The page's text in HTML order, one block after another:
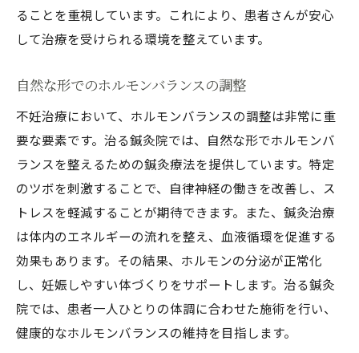
ることを重視しています。これにより、患者さんが安心
して治療を受けられる環境を整えています。
自然な形でのホルモンバランスの調整
不妊治療において、ホルモンバランスの調整は非常に重
要な要素です。治る鍼灸院では、自然な形でホルモンバ
ランスを整えるための鍼灸療法を提供しています。特定
のツボを刺激することで、自律神経の働きを改善し、ス
トレスを軽減することが期待できます。また、鍼灸治療
は体内のエネルギーの流れを整え、血液循環を促進する
効果もあります。その結果、ホルモンの分泌が正常化
し、妊娠しやすい体づくりをサポートします。治る鍼灸
院では、患者一人ひとりの体調に合わせた施術を行い、
健康的なホルモンバランスの維持を目指します。